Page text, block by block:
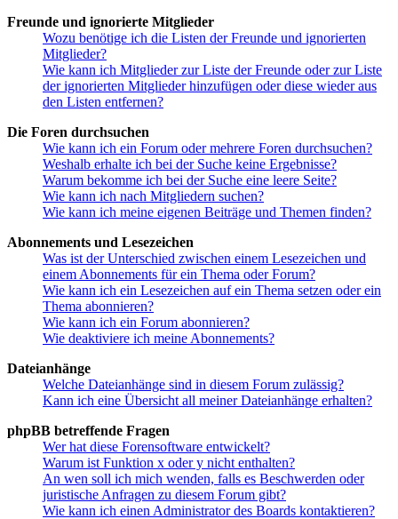
Freunde und ignorierte Mitglieder
Wozu benötige ich die Listen der Freunde und ignorierten
Mitglieder?
Wie kann ich Mitglieder zur Liste der Freunde oder zur Liste
der ignorierten Mitglieder hinzufügen oder diese wieder aus
den Listen entfernen?
Die Foren durchsuchen
Wie kann ich ein Forum oder mehrere Foren durchsuchen?
Weshalb erhalte ich bei der Suche keine Ergebnisse?
Warum bekomme ich bei der Suche eine leere Seite?
Wie kann ich nach Mitgliedern suchen?
Wie kann ich meine eigenen Beiträge und Themen finden?
Abonnements und Lesezeichen
Was ist der Unterschied zwischen einem Lesezeichen und
einem Abonnements für ein Thema oder Forum?
Wie kann ich ein Lesezeichen auf ein Thema setzen oder ein
Thema abonnieren?
Wie kann ich ein Forum abonnieren?
Wie deaktiviere ich meine Abonnements?
Dateianhänge
Welche Dateianhänge sind in diesem Forum zulässig?
Kann ich eine Übersicht all meiner Dateianhänge erhalten?
phpBB betreffende Fragen
Wer hat diese Forensoftware entwickelt?
Warum ist Funktion x oder y nicht enthalten?
An wen soll ich mich wenden, falls es Beschwerden oder
juristische Anfragen zu diesem Forum gibt?
Wie kann ich einen Administrator des Boards kontaktieren?